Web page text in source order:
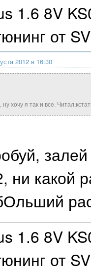
1.6 8V
от
2012 в 16:30
хочу я так и все.
ни какой
1.6 8V
от